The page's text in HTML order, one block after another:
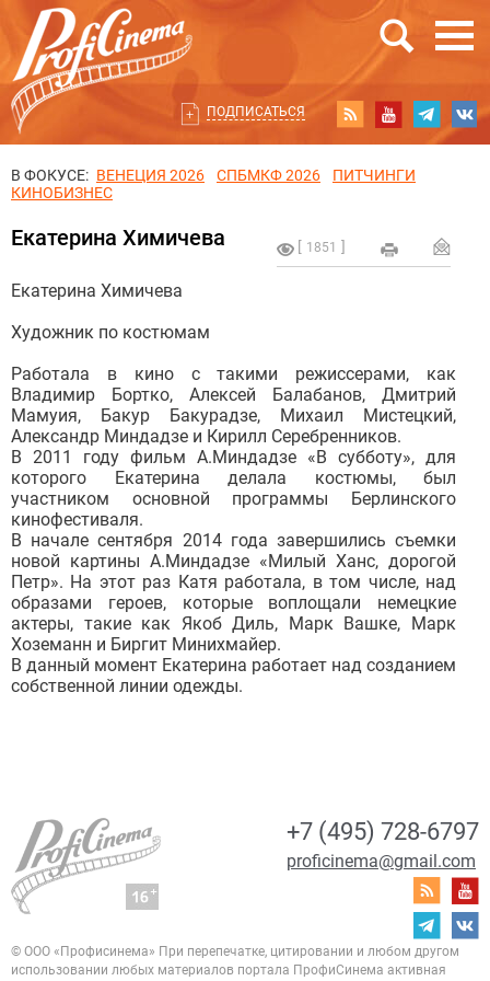
ПОДПИСАТЬСЯ
В ФОКУСЕ: ВЕНЕЦИЯ 2026 СПБМКФ 2026
ПИТЧИНГИ
КИНОБИЗНЕС
1851
Екатерина Химичева
Екатерина Химичева
Художник по костюмам
Работала в кино с такими режиссерами, как
Владимир Бортко, Алексей Балабанов, Дмитрий
Мамуия, Бакур Бакурадзе, Михаил Мистецкий,
Александр Миндадзе и Кирилл Серебренников.
В 2011 году фильм А.Миндадзе «В субботу», для
которого Екатерина делала костюмы, был
участником основной программы Берлинского
кинофестиваля.
В начале сентября 2014 года завершились съемки
новой картины А.Миндадзе «Милый Ханс, дорогой
Петр». На этот раз Катя работала, в том числе, над
образами героев, которые воплощали немецкие
актеры, такие как Якоб Диль, Марк Вашке, Марк
Хоземанн и Биргит Минихмайер.
В данный момент Екатерина работает над созданием
собственной линии одежды.
+7 (495) 728-6797
proficinema@gmail.com
© ООО «Профисинема» При перепечатке, цитировании и любом другом
использовании любых материалов портала ПрофиСинема активная